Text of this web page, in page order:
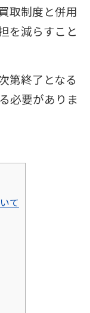
取制度と併用
を減らすこと
第終了となる
必要があり ま
て